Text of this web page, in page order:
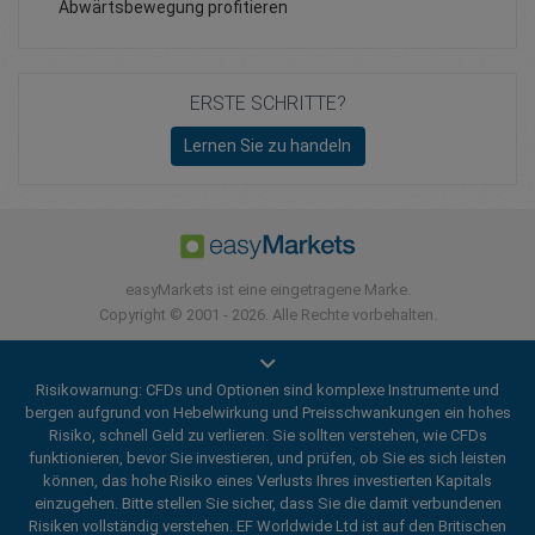
Abwärtsbewegung profitieren
ERSTE SCHRITTE?
Lernen Sie zu handeln
easyMarkets ist eine eingetragene Marke.
Copyright © 2001 - 2026. Alle Rechte vorbehalten.
Risikowarnung: CFDs und Optionen sind komplexe Instrumente und
bergen aufgrund von Hebelwirkung und Preisschwankungen ein hohes
Risiko, schnell Geld zu verlieren. Sie sollten verstehen, wie CFDs
funktionieren, bevor Sie investieren, und prüfen, ob Sie es sich leisten
können, das hohe Risiko eines Verlusts Ihres investierten Kapitals
einzugehen. Bitte stellen Sie sicher, dass Sie die damit verbundenen
Risiken vollständig verstehen. EF Worldwide Ltd ist auf den Britischen